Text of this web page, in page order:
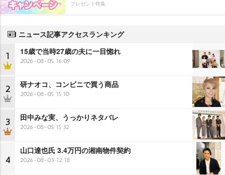
プレゼント特集
ニュース記事アクセスランキング
1 15歳で当時27歳の夫に一目惚れ
2026-08-05 16:09
2 研ナオコ、コンビニで買う商品
2026-08-05 15:10
3 田中みな実、うっかりネタバレ
2026-08-05 15:32
4
山口達也氏 3.4万円の湘南物件契約
2026-08-03 12:18